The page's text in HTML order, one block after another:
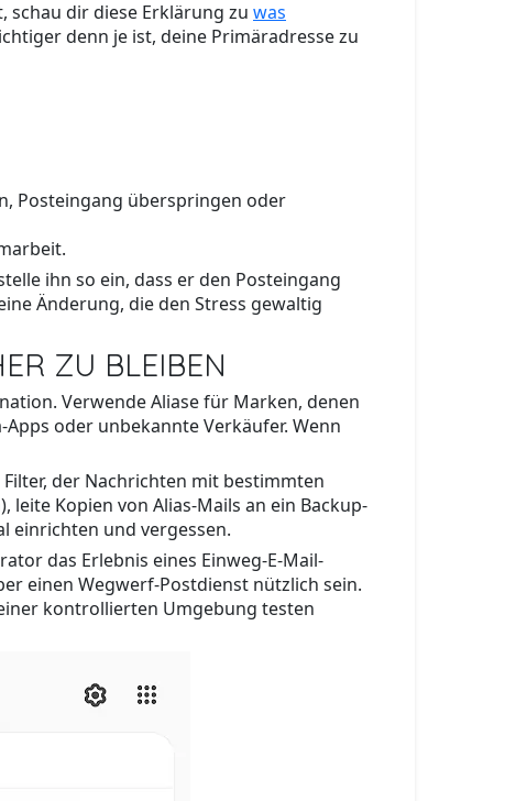
schau dir diese Erklärung zu was
denn je ist, deine Primäradresse zu
Posteingang überspringen oder
ihn so ein, dass er den Posteingang
Änderung, die den Stress gewaltig
ZU BLEIBEN
Verwende Aliase für Marken, denen
oder unbekannte Verkäufer. Wenn
der Nachrichten mit bestimmten
Kopien von Alias-Mails an ein Backup-
einrichten und vergessen.
das Erlebnis eines Einweg-E-Mail-
einen Wegwerf-Postdienst nützlich sein.
kontrollierten Umgebung testen